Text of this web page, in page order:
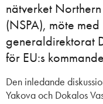
nätverket
(NSPA), möte
generaldirektorat
för EU:s
Den inledande d
Yakovaoch Dokalos